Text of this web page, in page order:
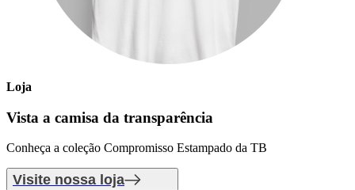
Loja
Vista a camisa da transparência
Conheça a coleção Compromisso Estampado da TB
Visite nossa loja